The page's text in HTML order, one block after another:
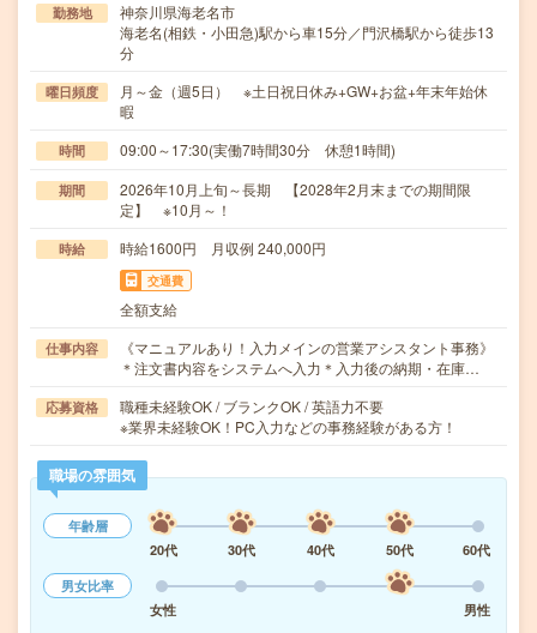
勤務地
神奈川県海老名市
海老名(相鉄・小田急)駅から車15分／門沢橋駅から徒歩13
分
曜日頻度
月～金（週5日） ※土日祝日休み+GW+お盆+年末年始休
暇
時間 09:00～17:30(実働7時間30分 休憩1時間)
期間
2026年10月上旬～長期 【2028年2月末までの期間限
定】 ※10月～！
時給 時給1600円 月収例 240,000円
交通費
全額支給
仕事内容
《マニュアルあり！入力メインの営業アシスタント事務》
＊注文書内容をシステムへ入力＊入力後の納期・在庫…
応募資格
職種未経験OK / ブランクOK / 英語力不要
※業界未経験OK！PC入力などの事務経験がある方！
職場の雰囲気
年齢層
20代
30代 40代 50代
60代
男女比率
女性
男性